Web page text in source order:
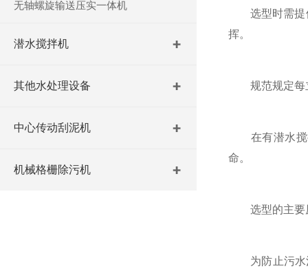
无轴螺旋输送压实一体机
潜水搅拌机
其他水处理设备
中心传动刮泥机
机械格栅除污机
选型时需提供
挥。
规范规定每立
在有潜水搅拌
命。
选型的主要原
为防止污水池